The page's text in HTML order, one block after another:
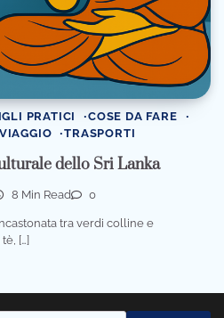
PRATICI
COSE DA FARE
TRASPORTI
dello Sri Lanka
8 Min Read 0
tra verdi colline e
[…]